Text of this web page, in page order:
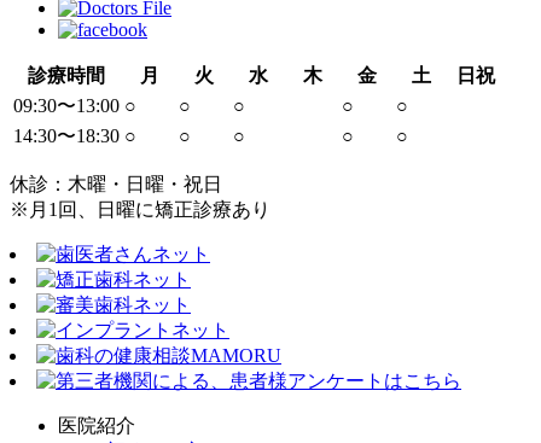
診療時間 月 火 水 木 金 土
日祝
09:30〜13:00 ○ ○ ○ ○
○
14:30〜18:30 ○ ○ ○ ○ ○
休診：木曜・日曜・祝日
※月1回、日曜に矯正診療あり
医院紹介